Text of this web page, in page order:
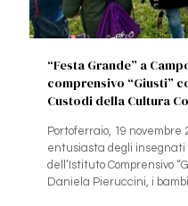
“Festa Grande” a
comprensivo “Giusti”
Custodi della Cultura
Portoferraio, 19 novembre
entusiasta degli
dell’Istituto Comprensivo
Daniela Pieruccini, i